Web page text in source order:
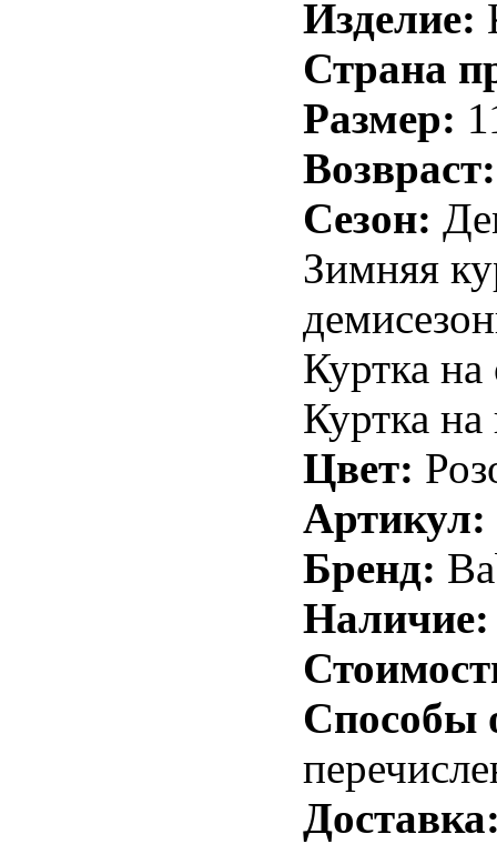
Изделие:
Страна
Размер:
Возвраст:
Сезон:
Зимняя
Куртка
Куртка на
Цвет:
Артикул:
Бренд:
Наличие:
Способы